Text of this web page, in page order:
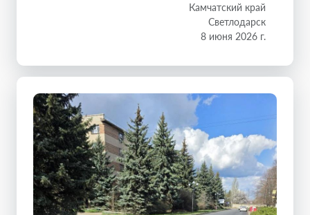
Камчатский край
Светлодарск
8 июня 2026 г.